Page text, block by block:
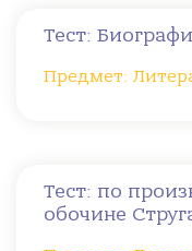
Тест:
Предмет:
Тест: по
обочине